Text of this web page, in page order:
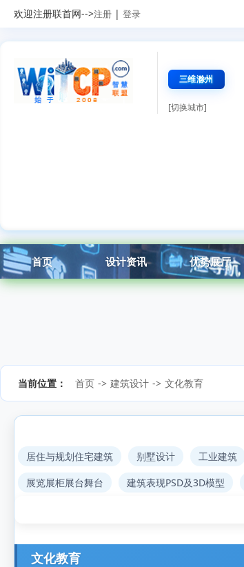
欢迎注册联首网-->注册 | 登录
三维滁州
[切换城市]
首页 设计资讯 优势展厅
当前位置： 首页 -> 建筑设计 -> 文化教育
居住与规划住宅建筑 别墅设计 工业建筑
展览展柜展台舞台
建筑表现PSD及3D模型
文化教育